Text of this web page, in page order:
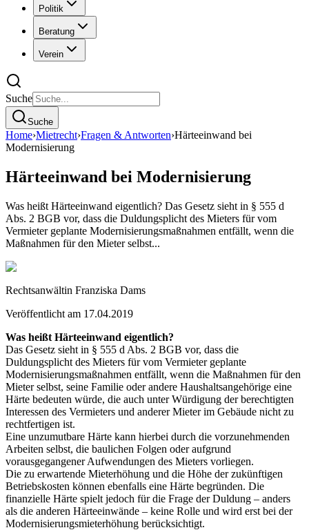
Politik
Beratung
Verein
Suche
Suche
Home›Mietrecht›Fragen & Antworten›Härteeinwand bei
Modernisierung
Härteeinwand bei Modernisierung
Was heißt Härteeinwand eigentlich? Das Gesetz sieht in § 555 d
Abs. 2 BGB vor, dass die Duldungsplicht des Mieters für vom
Vermieter geplante Modernisierungsmaßnahmen entfällt, wenn die
Maßnahmen für den Mieter selbst...
Rechtsanwältin Franziska Dams
Veröffentlicht am 17.04.2019
Was heißt Härteeinwand eigentlich?
Das Gesetz sieht in § 555 d Abs. 2 BGB vor, dass die
Duldungsplicht des Mieters für vom Vermieter geplante
Modernisierungsmaßnahmen entfällt, wenn die Maßnahmen für den
Mieter selbst, seine Familie oder andere Haushaltsangehörige eine
Härte bedeuten würde, die auch unter Würdigung der berechtigten
Interessen des Vermieters und anderer Mieter im Gebäude nicht zu
rechtfertigen ist.
Eine unzumutbare Härte kann hierbei durch die vorzunehmenden
Arbeiten selbst, die baulichen Folgen oder aufgrund
vorausgegangener Aufwendungen des Mieters vorliegen.
Die zu erwartende Mieterhöhung und die Höhe der zukünftigen
Betriebskosten können ebenfalls eine Härte begründen. Die
finanzielle Härte spielt jedoch für die Frage der Duldung – anders
als die anderen Härteeinwände – keine Rolle und wird erst bei der
Modernisierungsmieterhöhung berücksichtigt.